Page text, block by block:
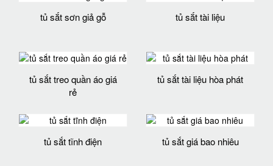
tủ sắt sơn giả gỗ tủ sắt tài liệu
tủ sắt treo quần áo giá
rẻ
tủ sắt tài liệu hòa phát
tủ sắt tĩnh điện tủ sắt giá bao nhiêu